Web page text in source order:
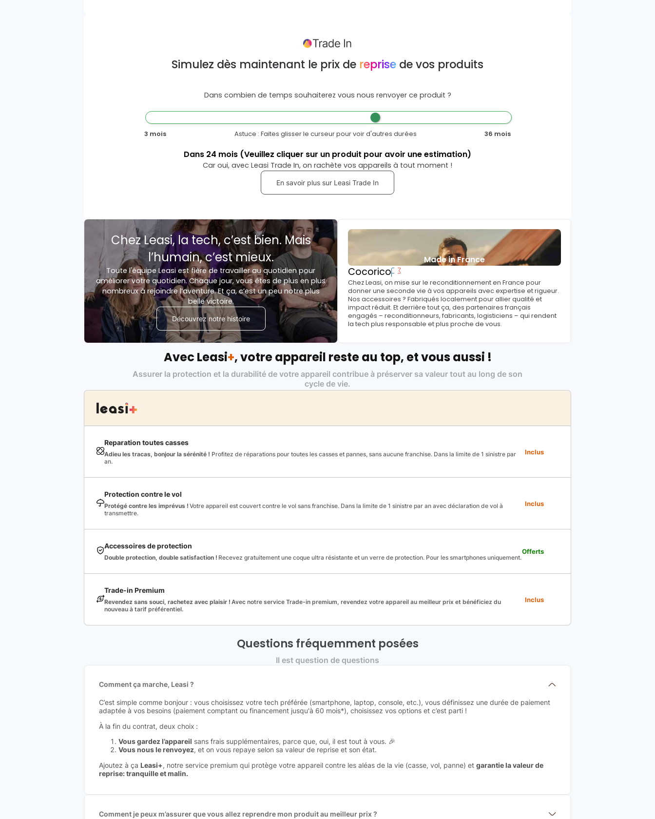
Simulez dès maintenant le prix de reprise de vos produits
Dans combien de temps souhaiterez vous nous renvoyer ce produit ?
3 mois Astuce : Faites glisser le curseur pour voir d'autres durées 36 mois
Dans 24 mois (Veuillez cliquer sur un produit pour avoir une estimation)
Car oui, avec Leasi Trade In, on rachète vos appareils à tout moment !
En savoir plus sur Leasi Trade In
Chez Leasi, la tech, c’est bien. Mais
l’humain, c’est mieux.
Toute l'équipe Leasi est fière de travailler au quotidien pour
améliorer votre quotidien. Chaque jour, vous êtes de plus en plus
nombreux à rejoindre l’aventure. Et ça, c’est un peu notre plus
belle victoire.
Découvrez notre histoire
Made in France
Cocorico
Chez Leasi, on mise sur le reconditionnement en France pour
donner une seconde vie à vos appareils avec expertise et rigueur.
Nos accessoires ? Fabriqués localement pour allier qualité et
impact réduit. Et derrière tout ça, des partenaires français
engagés – reconditionneurs, fabricants, logisticiens – qui rendent
la tech plus responsable et plus proche de vous.
Avec Leasi+, votre appareil reste au top, et vous aussi !
Assurer la protection et la durabilité de votre appareil contribue à préserver sa valeur tout au long de son
cycle de vie.
Reparation toutes casses
Adieu les tracas, bonjour la sérénité ! Profitez de réparations pour toutes les casses et pannes, sans aucune franchise. Dans la limite de 1 sinistre par
an.
Inclus
Protection contre le vol
Protégé contre les imprévus ! Votre appareil est couvert contre le vol sans franchise. Dans la limite de 1 sinistre par an avec déclaration de vol à
transmettre.
Inclus
Accessoires de protection
Double protection, double satisfaction ! Recevez gratuitement une coque ultra résistante et un verre de protection. Pour les smartphones uniquement.
Offerts
Trade-in Premium
Revendez sans souci, rachetez avec plaisir ! Avec notre service Trade-in premium, revendez votre appareil au meilleur prix et bénéficiez du
nouveau à tarif préférentiel.
Inclus
Questions fréquemment posées
Il est question de questions
Comment ça marche, Leasi ?
C’est simple comme bonjour : vous choisissez votre tech préférée (smartphone, laptop, console, etc.), vous définissez une durée de paiement
adaptée à vos besoins (paiement comptant ou financement jusqu'à 60 mois*), choisissez vos options et c’est parti !
À la fin du contrat, deux choix :
Vous gardez l’appareil sans frais supplémentaires, parce que, oui, il est tout à vous. 🎉
Vous nous le renvoyez, et on vous repaye selon sa valeur de reprise et son état.
Ajoutez à ça Leasi+, notre service premium qui protège votre appareil contre les aléas de la vie (casse, vol, panne) et garantie la valeur de
reprise: tranquille et malin.
Comment je peux m’assurer que vous allez reprendre mon produit au meilleur prix ?